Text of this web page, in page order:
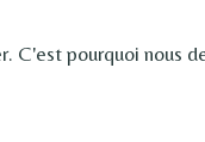
C'est pourquoi nous